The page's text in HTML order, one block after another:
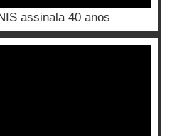
assinala 40 anos